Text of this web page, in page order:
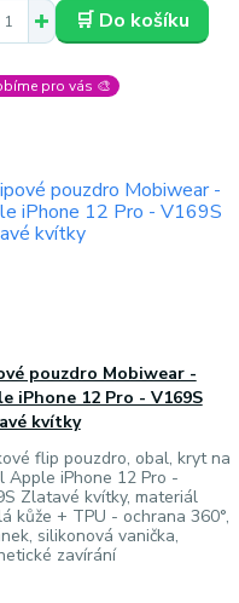
🛒 Do košíku
pro vás 🎨
pouzdro Mobiwear -
iPhone 12 Pro - V169S
kvítky
flip pouzdro, obal, kryt na
Apple iPhone 12 Pro -
Zlatavé kvítky, materiál
kůže + TPU - ochrana 360°,
silikonová vanička,
zavírání